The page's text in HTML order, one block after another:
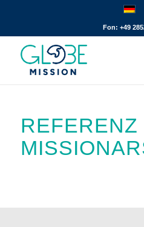
Fon: +49
REFERENZ